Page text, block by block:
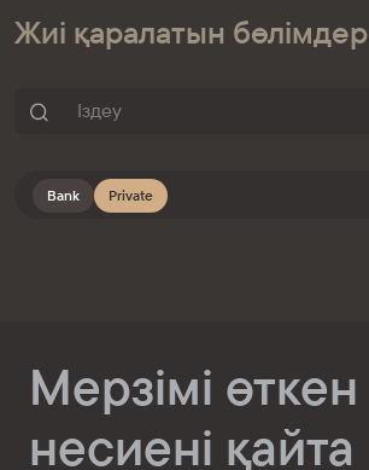
Жиі қаралатын бөлімдер
Bank Private
Мерзімі өткен
несиені қайта